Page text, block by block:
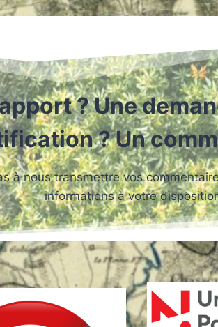
? Une
? Un
à nous transmettre vos
informations à votre